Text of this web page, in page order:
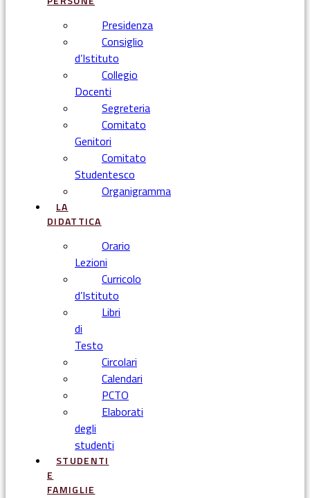
Presidenza
Consiglio
d’Istituto
Collegio
Docenti
Segreteria
Comitato
Genitori
Comitato
Studentesco
Organigramma
LA
DIDATTICA
Orario
Lezioni
Curricolo
d’Istituto
Libri
di
Testo
Circolari
Calendari
PCTO
Elaborati
degli
studenti
STUDENTI
E
FAMIGLIE